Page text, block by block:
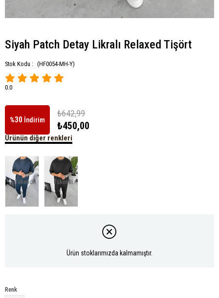
Siyah Patch Detay Likralı Relaxed Tişört
Stok Kodu : (HF0054-MH-Y)
0.0
%30 İndirim
₺642,99
₺450,00
Ürünün diğer renkleri
Tükendi Tükendi
Ürün stoklarımızda kalmamıştır.
Renk